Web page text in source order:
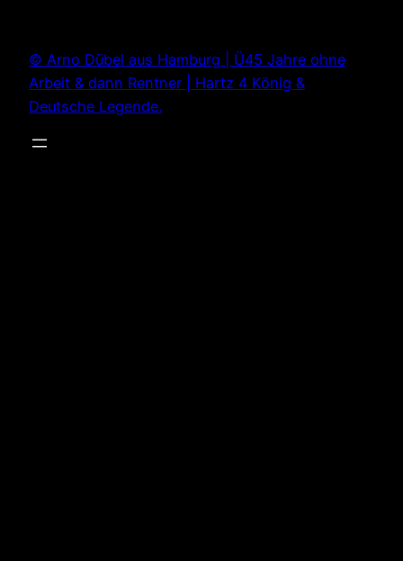
springen
© Arno Dübel aus Hamburg | Ü45 Jahre ohne
Arbeit & dann Rentner | Hartz 4 König &
Deutsche Legende.